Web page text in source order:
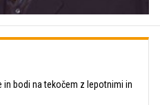
in bodi na tekočem z lepotnimi in